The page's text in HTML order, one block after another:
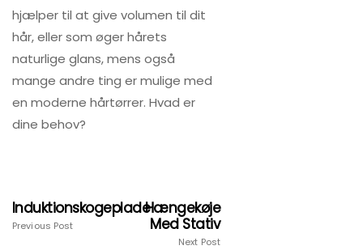
hjælper til at give volumen til dit
hår, eller som øger hårets
naturlige glans, mens også
mange andre ting er mulige med
en moderne hårtørrer. Hvad er
dine behov?
Induktionskogeplade
Previous Post
Hængekøje
Med Stativ
Next Post